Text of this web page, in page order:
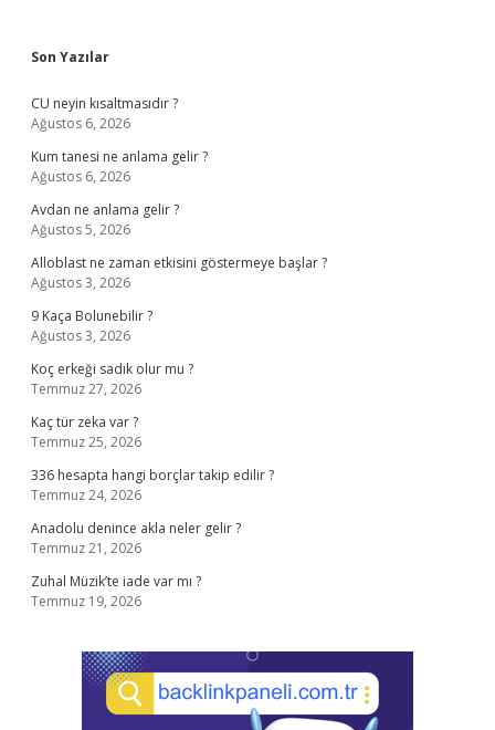
Sidebar
Son Yazılar
CU neyin kısaltmasıdır ?
Ağustos 6, 2026
Kum tanesi ne anlama gelir ?
Ağustos 6, 2026
Avdan ne anlama gelir ?
Ağustos 5, 2026
Alloblast ne zaman etkisini göstermeye başlar ?
Ağustos 3, 2026
9 Kaça Bolunebilir ?
Ağustos 3, 2026
Koç erkeği sadık olur mu ?
Temmuz 27, 2026
Kaç tür zeka var ?
Temmuz 25, 2026
336 hesapta hangi borçlar takip edilir ?
Temmuz 24, 2026
Anadolu denince akla neler gelir ?
Temmuz 21, 2026
Zuhal Müzik’te iade var mı ?
Temmuz 19, 2026